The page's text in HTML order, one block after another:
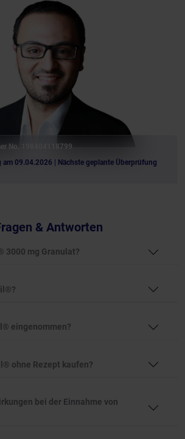
am 09.04.2026
| Nächste geplante Überprüfung
No. 198404118799
& Antworten
3000 mg Granulat?
eingenommen?
ohne Rezept kaufen?
bei der Einnahme von